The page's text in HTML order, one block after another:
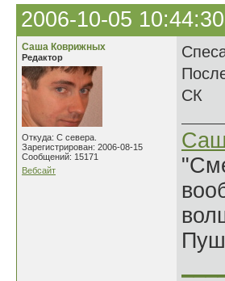
2006-10-05 10:44:30
Саша Коврижных
Редактор
Откуда: С севера.
Зарегистрирован: 2006-08-15
Сообщений: 15171
Вебсайт
СК